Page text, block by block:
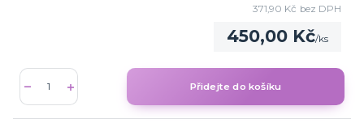
450,00 Kč/ks
371,90 Kč bez DPH
Přidejte do košíku